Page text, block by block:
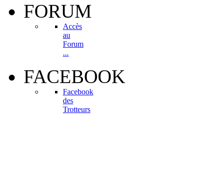
FORUM
Accès
au
Forum
...
FACEBOOK
Facebook
des
Trotteurs